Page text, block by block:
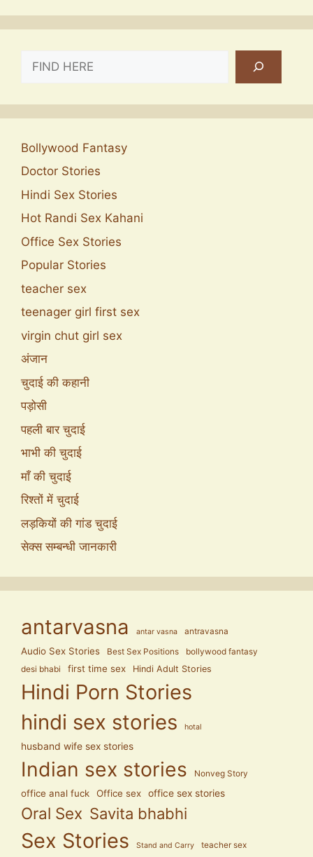
Bollywood Fantasy
Doctor Stories
Hindi Sex Stories
Hot Randi Sex Kahani
Office Sex Stories
Popular Stories
teacher sex
teenager girl first sex
virgin chut girl sex
अंजान
चुदाई की कहानी
पड़ोसी
पहली बार चुदाई
भाभी की चुदाई
माँ की चुदाई
रिश्तों में चुदाई
लड़कियों की गांड चुदाई
सेक्स सम्बन्धी जानकारी
antarvasna antar vasna antravasna
Audio Sex Stories Best Sex Positions
bollywood fantasy
desi bhabi
first time sex Hindi Adult Stories
Hindi Porn Stories
hindi sex stories
hotal
husband wife sex stories
Indian sex stories Nonveg Story
office anal fuck Office sex office sex stories
Oral Sex Savita bhabhi
Sex Stories Stand and Carry teacher sex